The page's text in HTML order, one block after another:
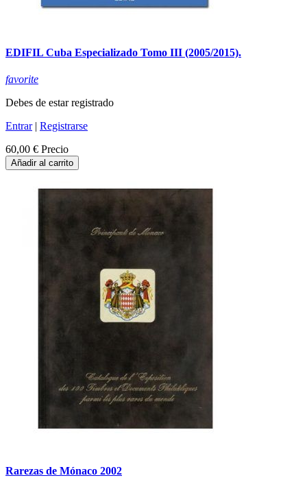
EDIFIL Cuba Especializado Tomo III (2005/2015).
favorite
Debes de estar registrado
Entrar| Registrarse
60,00 € Precio
Añadir al carrito
Rarezas de Mónaco 2002